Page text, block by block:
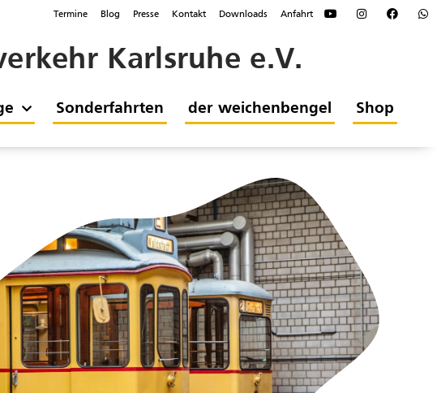
Termine Blog Presse Kontakt Downloads Anfahrt
Karlsruhe e.V.
Sonderfahrten der weichenbengel Shop